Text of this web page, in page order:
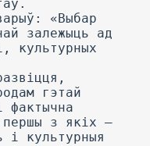
«Выбар
залежыць ад
культурных
гэтай
фактычна
першы з якіх —
і культурныя